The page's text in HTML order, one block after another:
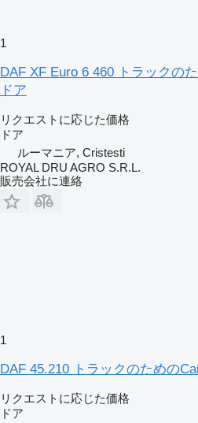
1
DAF XF Euro 6 460 トラックの
ドア
リクエストに応じた価格
ドア
ルーマニア, Cristesti
ROYAL DRU AGRO S.R.L.
販売会社に連絡
1
DAF 45.210 トラックのための
リクエストに応じた価格
ドア